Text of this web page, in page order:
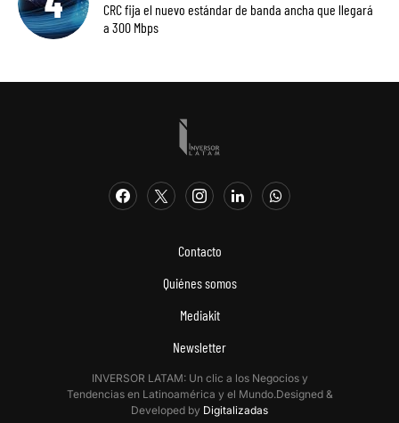
CRC fija el nuevo estándar de banda ancha que llegará
a 300 Mbps
Contacto
Quiénes somos
Mediakit
Newsletter
INVERSOR LATAM: Un clic a los Negocios y
Tendencias en Latinoamérica y el Mundo.Designed &
Developed by Digitalizadas